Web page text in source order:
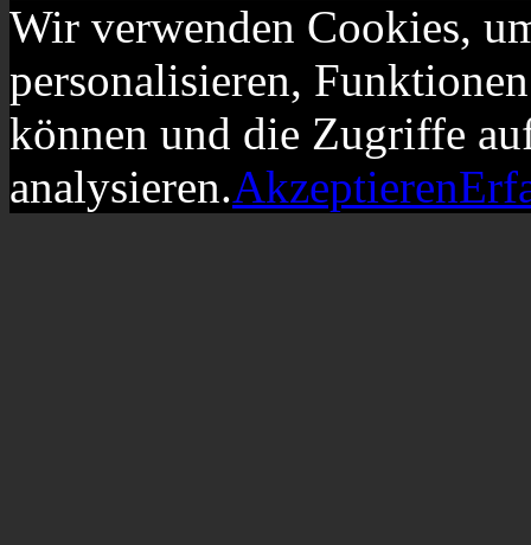
Wir verwenden Cookies,
personalisieren,
können und die Zugriffe
analysieren.Akzeptieren